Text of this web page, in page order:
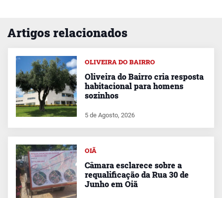
Artigos relacionados
OLIVEIRA DO BAIRRO
Oliveira do Bairro cria resposta
habitacional para homens
sozinhos
5 de Agosto, 2026
OIÃ
Câmara esclarece sobre a
requalificação da Rua 30 de
Junho em Oiã